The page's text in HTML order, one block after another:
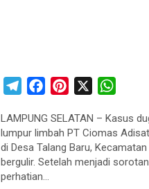
l
e
g
r
c
e
b
n
e
a
t
s
LAMPUNG SELATAN – Kasus
lumpur limbah PT Ciomas
di Desa Talang Baru,
bergulir. Setelah menjadi
perhatian…